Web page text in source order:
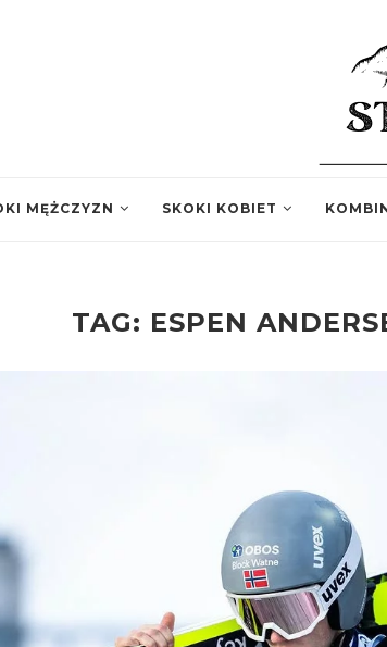
MĘŻCZYZN SKOKI KOBIET
TAG: ESPEN